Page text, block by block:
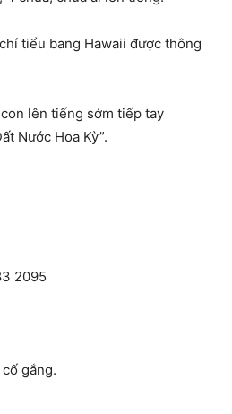
tiểu bang Hawaii được thông
lên tiếng sớm tiếp tay
Nước Hoa Kỳ”.
2095
gắng.